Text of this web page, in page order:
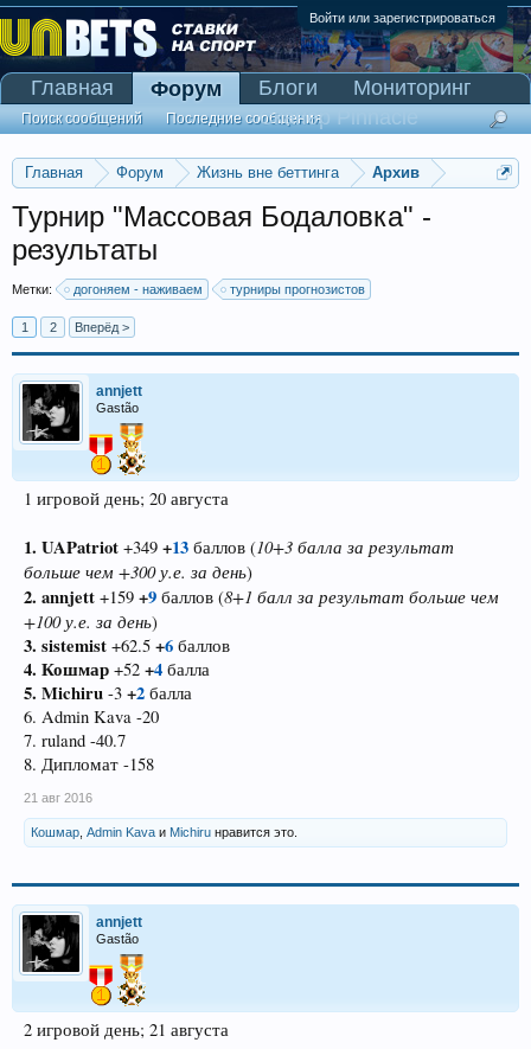
Войти или зарегистрироваться
Главная Форум Жизнь вне беттинга Архив
Турнир "Массовая Бодаловка" -
результаты
Метки: догоняем - наживаем турниры прогнозистов
1 2 Вперёд >
annjett
Gastão
1 игровой день; 20 августа
1. UAPatriot +349 +13 баллов (10+3 балла за результат
больше чем +300 у.е. за день)
2. annjett +159 +9 баллов (8+1 балл за результат больше чем
+100 у.е. за день)
3. sistemist +62.5 +6 баллов
4. Кошмар +52 +4 балла
5. Michiru -3 +2 балла
6. Admin Kava -20
7. ruland -40.7
8. Дипломат -158
21 авг 2016
Кошмар Admin Kava и Michiru нравится это.
annjett
Gastão
2 игровой день; 21 августа
Главная Форум
Поиск сообщений Последние сообщения
Блоги
Мониторинг
Сканер Pinnacle